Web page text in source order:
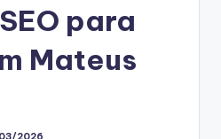
para
Mateus
2026